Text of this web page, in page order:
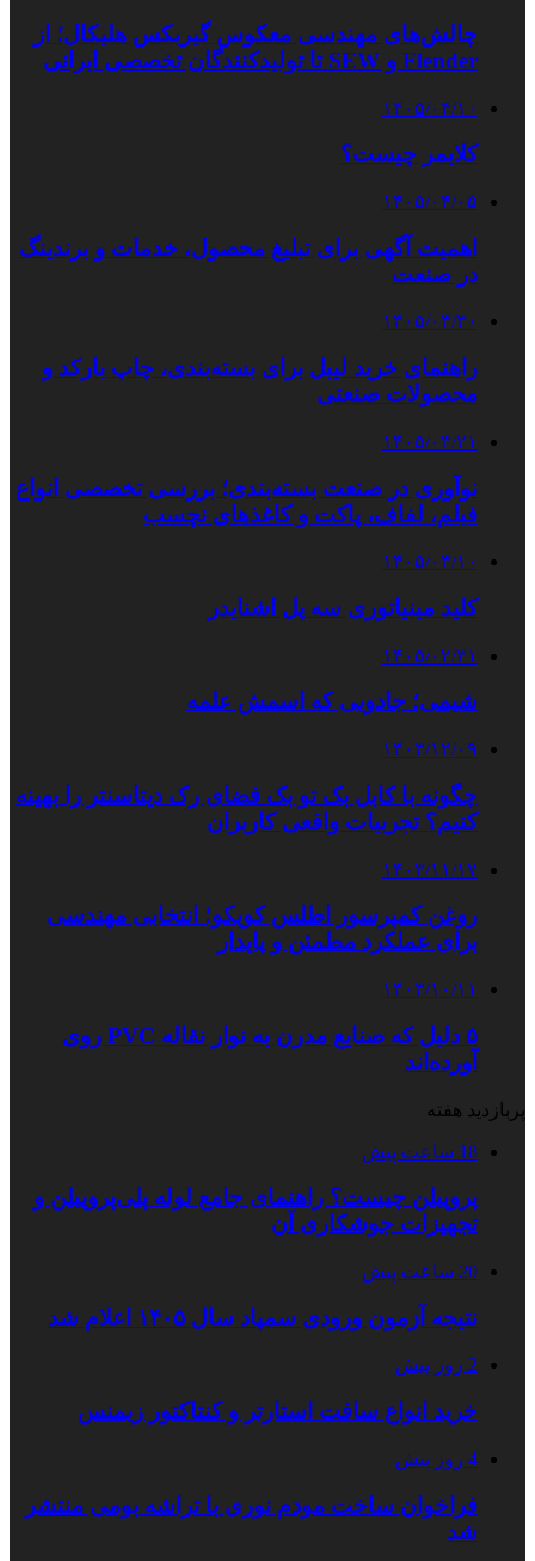
چالش‌های مهندسی معکوس گیربکس هلیکال؛ از
Flender و SEW تا تولیدکنندگان تخصصی ایرانی
۱۴۰۵/۰۴/۱۰
کلایمر چیست؟
۱۴۰۵/۰۴/۰۵
اهمیت آگهی برای تبلیغ محصول، خدمات و برندینگ
در صنعت
۱۴۰۵/۰۳/۳۰
راهنمای خرید لیبل برای بسته‌بندی، چاپ بارکد و
محصولات صنعتی
۱۴۰۵/۰۳/۲۱
نوآوری در صنعت بسته‌بندی؛ بررسی تخصصی انواع
فیلم، لفاف، پاکت و کاغذهای نچسب
۱۴۰۵/۰۳/۱۰
کلید مینیاتوری سه پل اشنایدر
۱۴۰۵/۰۲/۳۱
شیمی؛ جادویی که اسمش علمه
۱۴۰۳/۱۲/۰۹
چگونه با کابل بک تو بک فضای رک دیتاسنتر را بهینه
کنیم؟ تجربیات واقعی کاربران
۱۴۰۳/۱۱/۱۷
روغن کمپرسور اطلس کوپکو؛ انتخابی مهندسی
برای عملکرد مطمئن و پایدار
۱۴۰۳/۱۰/۱۱
۵ دلیل که صنایع مدرن به نوار نقاله PVC روی
آورده‌اند
پربازدید هفته
18 ساعت پیش
پروپیلن چیست؟ راهنمای جامع لوله پلی‌پروپیلن و
تجهیزات جوشکاری آن
20 ساعت پیش
نتیجه آزمون ورودی سمپاد سال ۱۴۰۵ اعلام شد
2 روز پیش
خرید انواع سافت استارتر و کنتاکتور زیمنس
4 روز پیش
فراخوان ساخت مودم نوری با تراشه بومی منتشر
شد